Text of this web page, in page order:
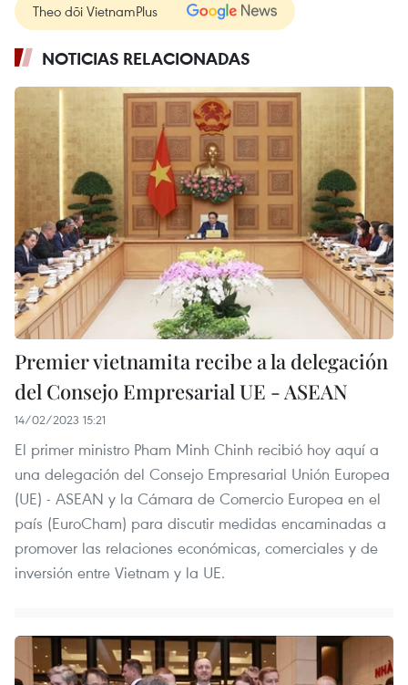
Theo dõi VietnamPlus
NOTICIAS RELACIONADAS
Premier vietnamita recibe a la delegación
del Consejo Empresarial UE - ASEAN
14/02/2023 15:21
El primer ministro Pham Minh Chinh recibió hoy aquí a
una delegación del Consejo Empresarial Unión Europea
(UE) - ASEAN y la Cámara de Comercio Europea en el
país (EuroCham) para discutir medidas encaminadas a
promover las relaciones económicas, comerciales y de
inversión entre Vietnam y la UE.